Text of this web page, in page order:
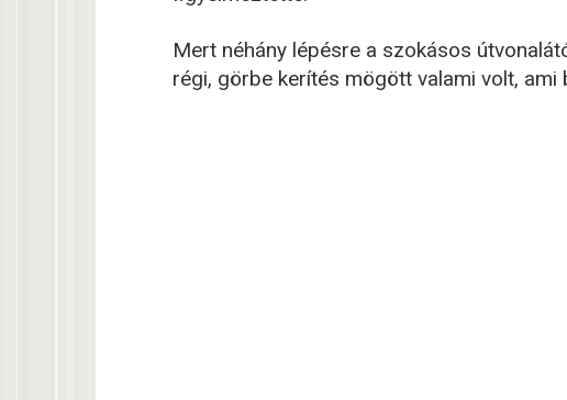
Mert néhány lépésre a szokásos
régi, görbe kerítés mögött valami volt, ami